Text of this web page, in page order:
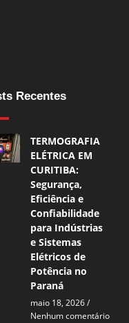
Recentes
TERMOGRAFIA
ELÉTRICA EM
CURITIBA:
Segurança,
Eficiência e
Confiabilidade
para Indústrias
e Sistemas
Elétricos de
Potência no
Paraná
maio 18, 2026
Nenhum comentário